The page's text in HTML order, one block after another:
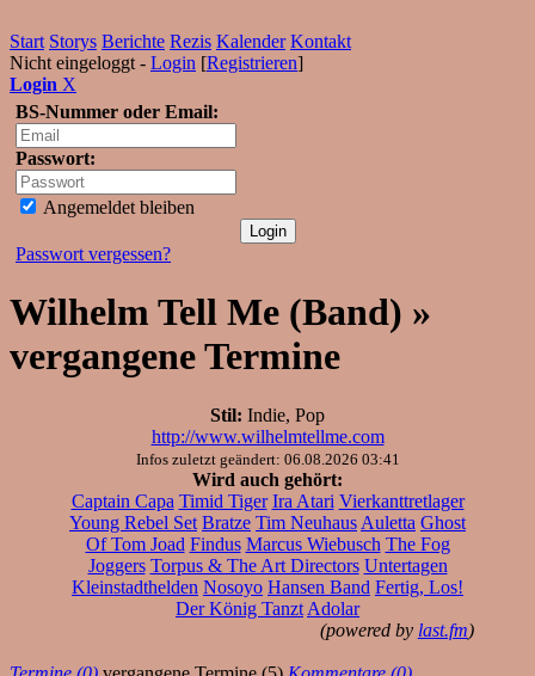
Start Storys Berichte Rezis Kalender Kontakt
Nicht eingeloggt - Login [Registrieren]
Login X
BS-Nummer oder Email:
Passwort:
Angemeldet bleiben
Passwort vergessen?
Wilhelm Tell Me (Band) »
vergangene Termine
Stil: Indie, Pop
http://www.wilhelmtellme.com
Infos zuletzt geändert: 06.08.2026 03:41
Wird auch gehört:
Captain Capa Timid Tiger Ira Atari Vierkanttretlager
Young Rebel Set Bratze Tim Neuhaus Auletta Ghost
Of Tom Joad Findus Marcus Wiebusch The Fog
Joggers Torpus & The Art Directors Untertagen
Kleinstadthelden Nosoyo Hansen Band Fertig, Los!
Der König Tanzt Adolar
(powered by last.fm)